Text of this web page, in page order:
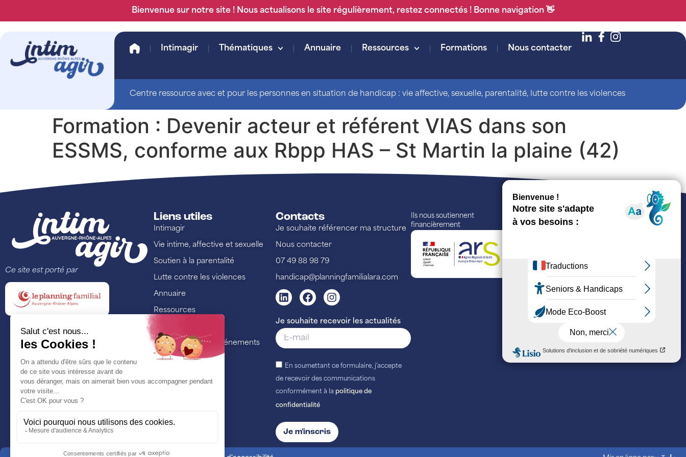
Bienvenue sur notre site ! Nous actualisons le site régulièrement, restez connectés ! Bonne navigation 👋
Intimagir Thématiques Annuaire Ressources Formations Nous contacter
Centre ressource avec et pour les personnes en situation de handicap : vie affective, sexuelle, parentalité, lutte contre les violences
Formation : Devenir acteur et référent VIAS dans son
ESSMS, conforme aux Rbpp HAS – St Martin la plaine (42)
Ce site est porté par
Liens utiles
Intimagir
Vie intime, affective et sexuelle
Soutien à la parentalité
Lutte contre les violences
Annuaire
Ressources
Nos actualités et événements
Contacts
Je souhaite référencer ma structure
Nous contacter
07 49 88 98 79
handicap@planningfamilialara.com
Je souhaite recevoir les actualités
En soumettant ce formulaire, j'accepte
de recevoir des communications
conformément à la politique de
confidentialité
Je m'inscris
Ils nous soutiennent
financièrement